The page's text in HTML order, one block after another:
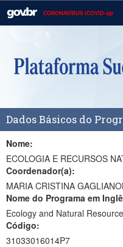
CORONAVÍRUS (COVID-19)
Casa Civil
Ministério da Defesa
Ministério da Economia
Ministério da Infraestrutura
Ministério da Educação
Ministério da Cidadania
Ministério da Saúde
Dados Básicos do
Nome:
ECOLOGIA E RECURSOS
Coordenador(a):
MARIA CRISTINA
Nome do Programa em
Ecology and Natural
Código:
31033016014P7